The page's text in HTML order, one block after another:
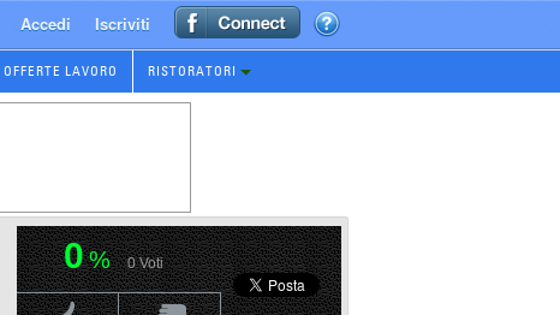
Accedi Iscriviti
OFFERTE LAVORO RISTORATORI
0% 0Voti
Voti PositivoVoti Negativo